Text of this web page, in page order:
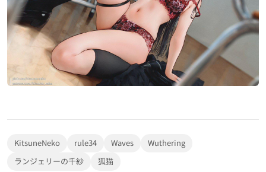
rule34 66,451
愛ポルノ 21,115
KitsuneNeko rule34 Waves
Wuthering
ランジェリーの千紗
狐猫